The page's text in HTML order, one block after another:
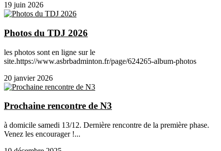
19 juin 2026
Photos du TDJ 2026
les photos sont en ligne sur le
site.https://www.asbrbadminton.fr/page/624265-album-photos
20 janvier 2026
Prochaine rencontre de N3
à domicile samedi 13/12. Dernière rencontre de la première phase.
Venez les encourager !...